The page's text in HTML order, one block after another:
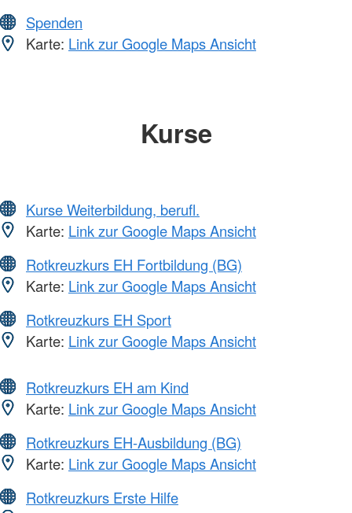
Spenden
Karte: Link zur Google Maps Ansicht
Kurse
Kurse Weiterbildung, berufl.
Karte: Link zur Google Maps Ansicht
Rotkreuzkurs EH Fortbildung (BG)
Karte: Link zur Google Maps Ansicht
Rotkreuzkurs EH Sport
Karte: Link zur Google Maps Ansicht
Rotkreuzkurs EH am Kind
Karte: Link zur Google Maps Ansicht
Rotkreuzkurs EH-Ausbildung (BG)
Karte: Link zur Google Maps Ansicht
Rotkreuzkurs Erste Hilfe